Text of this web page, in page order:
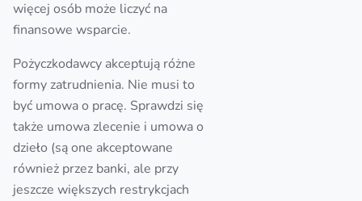
więcej osób może liczyć na
finansowe wsparcie.
Pożyczkodawcy akceptują różne
formy zatrudnienia. Nie musi to
być umowa o pracę. Sprawdzi się
także umowa zlecenie i umowa o
dzieło (są one akceptowane
również przez banki, ale przy
jeszcze większych restrykcjach